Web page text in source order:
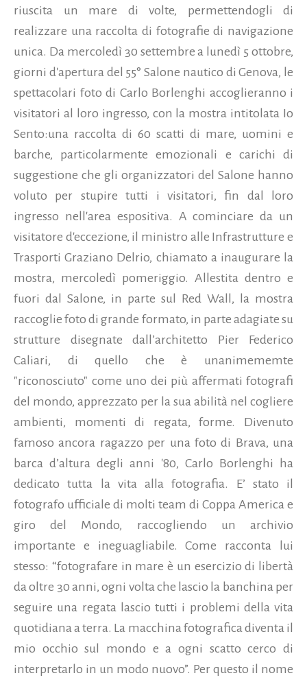
riuscita un mare di volte, permettendogli di
realizzare una raccolta di fotografie di navigazione
unica. Da mercoledì 30 settembre a lunedì 5 ottobre,
giorni d'apertura del 55° Salone nautico di Genova, le
spettacolari foto di Carlo Borlenghi accoglieranno i
visitatori al loro ingresso, con la mostra intitolata Io
Sento:una raccolta di 60 scatti di mare, uomini e
barche, particolarmente emozionali e carichi di
suggestione che gli organizzatori del Salone hanno
voluto per stupire tutti i visitatori, fin dal loro
ingresso nell'area espositiva. A cominciare da un
visitatore d'eccezione, il ministro alle Infrastrutture e
Trasporti Graziano Delrio, chiamato a inaugurare la
mostra, mercoledì pomeriggio. Allestita dentro e
fuori dal Salone, in parte sul Red Wall, la mostra
raccoglie foto di grande formato, in parte adagiate su
strutture disegnate dall’architetto Pier Federico
Caliari, di quello che è unanimememte
"riconosciuto" come uno dei più affermati fotografi
del mondo, apprezzato per la sua abilità nel cogliere
ambienti, momenti di regata, forme. Divenuto
famoso ancora ragazzo per una foto di Brava, una
barca d’altura degli anni '80, Carlo Borlenghi ha
dedicato tutta la vita alla fotografia. E’ stato il
fotografo ufficiale di molti team di Coppa America e
giro del Mondo, raccogliendo un archivio
importante e ineguagliabile. Come racconta lui
stesso: “fotografare in mare è un esercizio di libertà
da oltre 30 anni, ogni volta che lascio la banchina per
seguire una regata lascio tutti i problemi della vita
quotidiana a terra. La macchina fotografica diventa il
mio occhio sul mondo e a ogni scatto cerco di
interpretarlo in un modo nuovo”. Per questo il nome